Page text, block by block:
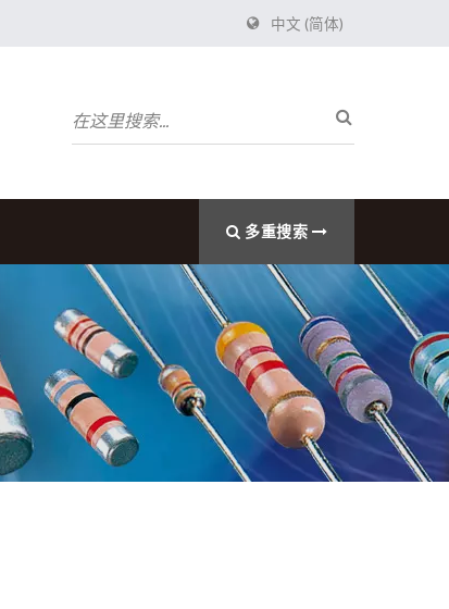
中文 (简体)
多重搜索